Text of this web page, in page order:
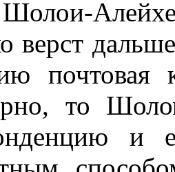
верст
почтовая
то
и